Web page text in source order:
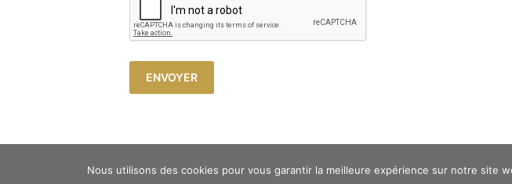
Copyright © 2023 Atelier Cosy -Mentions légales
Nous utilisons des cookies pour vous garantir la meilleure expérience sur notre site